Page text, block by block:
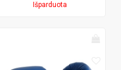
Išparduota